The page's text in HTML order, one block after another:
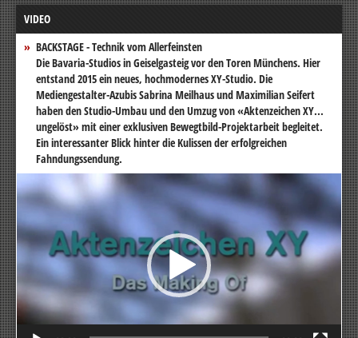
VIDEO
BACKSTAGE - Technik vom Allerfeinsten
Die Bavaria-Studios in Geiselgasteig vor den Toren Münchens. Hier
entstand 2015 ein neues, hochmodernes XY-Studio. Die
Mediengestalter-Azubis Sabrina Meilhaus und Maximilian Seifert
haben den Studio-Umbau und den Umzug von «Aktenzeichen XY...
ungelöst» mit einer exklusiven Bewegtbild-Projektarbeit begleitet.
Ein interessanter Blick hinter die Kulissen der erfolgreichen
Fahndungssendung.
Video-
Player